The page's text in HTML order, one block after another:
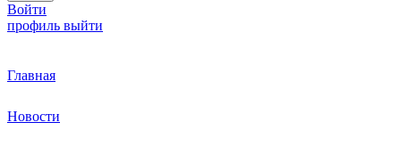
Войти
профиль выйти
Главная
Новости